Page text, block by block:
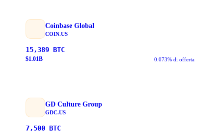
Coinbase Global
COIN.US
15,389 BTC
$1.01B 0.073% di offerta
GD Culture Group
GDC.US
7,500 BTC